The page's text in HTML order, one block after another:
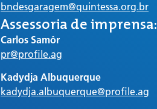
bndesgaragem@quintessa.org.br
Assessoria de imprensa:
Carlos Samôr
pr@profile.ag
Kadydja Albuquerque
kadydja.albuquerque@profile.ag